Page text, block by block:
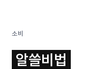
소비
알쓸비법